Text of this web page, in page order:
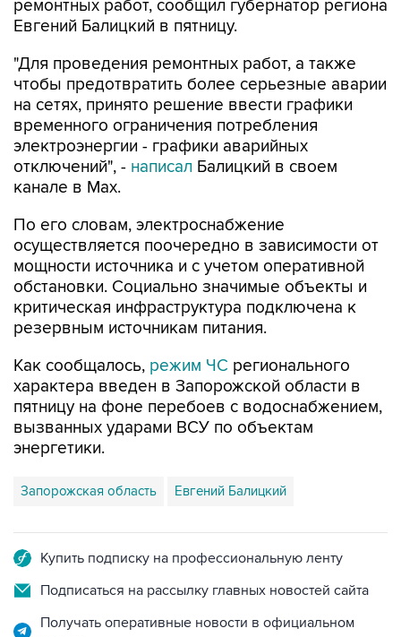
"Для проведения ремонтных работ, а также
на сетях, принято решение ввести графики
временного ограничения потребления
электроэнергии - графики аварийных
отключений", -написалБалицкий в своем
канале в Max.
По его словам, электроснабжение
мощности источника и с учетом оперативной
обстановки. Социально значимые объекты и
критическая инфраструктура подключена к
резервным источникам питания.
Как сообщалось,режим ЧСрегионального
пятницу на фоне перебоев с водоснабжением,
вызванных ударами ВСУ по объектам
энергетики.
Запорожская область
Подписаться на рассылку главных новостей сайта
Получать оперативные новости в официальном
канале